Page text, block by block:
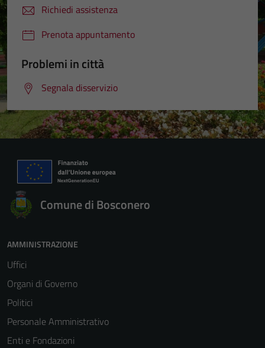
Richiedi assistenza
Prenota appuntamento
Problemi in città
Segnala disservizio
Comune di Bosconero
AMMINISTRAZIONE
Uffici
Organi di Governo
Politici
Personale Amministrativo
Enti e Fondazioni